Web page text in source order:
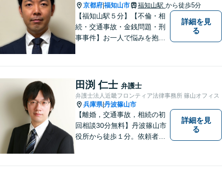
京都府 福知山市 福知山駅 から徒歩5分
【福知山駅５分】【不倫・相
続・交通事故・金銭問題・刑
事事件】お一人で悩みを抱え
詳細を見
る
田渕 仁士 弁護士
弁護士法人近畿フロンティア法律事務所 篠山オフィス
兵庫県|丹波篠山市
【離婚，交通事故，相続の初
回相談30分無料】丹波篠山市
役所から徒歩１分。依頼者の
的な助言を行います。相談メ
詳細を見
る